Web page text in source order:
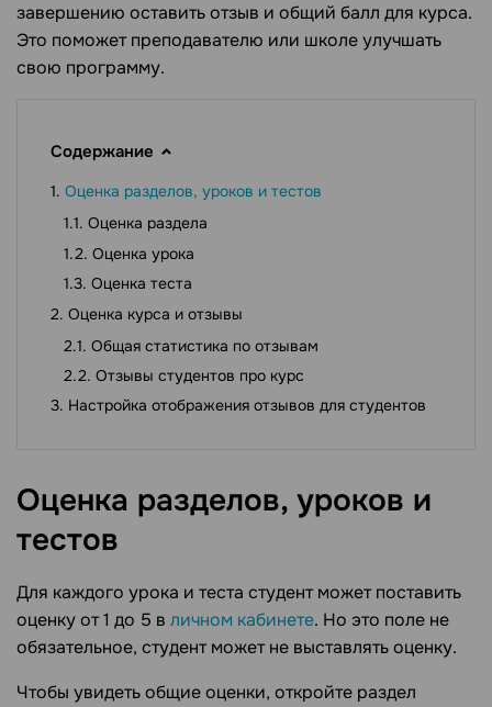
завершению оставить отзыв и общий балл для курса.
Это поможет преподавателю или школе улучшать
свою программу.
Содержание
Оценка разделов, уроков и тестов
Оценка раздела
Оценка урока
Оценка теста
Оценка курса и отзывы
Общая статистика по отзывам
Отзывы студентов про курс
Настройка отображения отзывов для студентов
Оценка разделов, уроков и
тестов
Для каждого урока и теста студент может поставить
оценку от 1 до 5 в личном кабинете. Но это поле не
обязательное, студент может не выставлять оценку.
Чтобы увидеть общие оценки, откройте раздел